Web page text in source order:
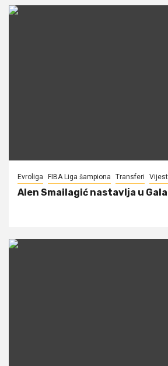
Evroliga FIBA Liga šampiona Transferi
Alen Smailagić nastavlja u